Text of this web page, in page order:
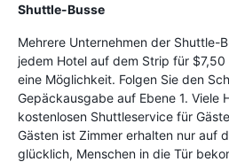
Shuttle-Busse
Mehrere Unternehmen der Shuttle-
jedem Hotel auf dem Strip für
eine Möglichkeit. Folgen Sie den
Gepäckausgabe auf Ebene 1. Viele
kostenlosen Shuttleservice für
Gästen ist Zimmer erhalten nur auf
glücklich, Menschen in die Tür